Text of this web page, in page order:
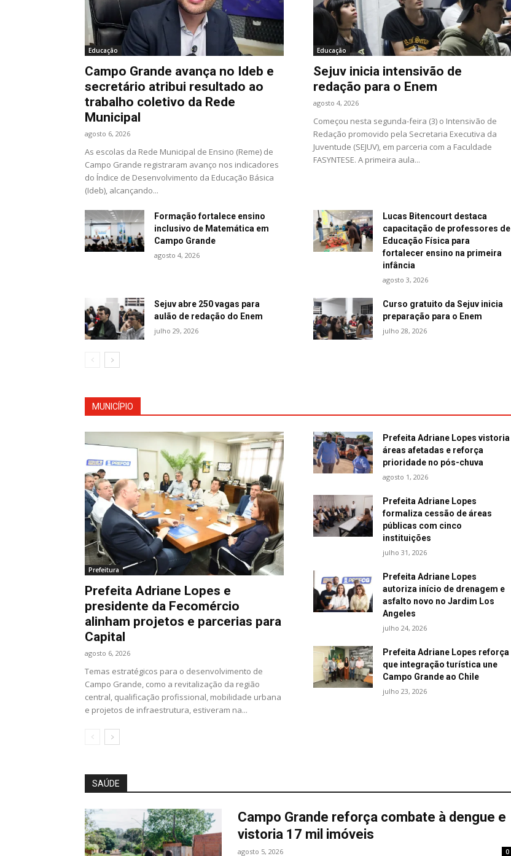
Educação
Campo Grande avança no Ideb e
secretário atribui resultado ao
trabalho coletivo da Rede
Municipal
agosto 6, 2026
As escolas da Rede Municipal de Ensino (Reme) de
Campo Grande registraram avanço nos indicadores
do Índice de Desenvolvimento da Educação Básica
(Ideb), alcançando...
Educação
Sejuv inicia intensivão de
redação para o Enem
agosto 4, 2026
Começou nesta segunda-feira (3) o Intensivão de
Redação promovido pela Secretaria Executiva da
Juventude (SEJUV), em parceria com a Faculdade
FASYNTESE. A primeira aula...
Formação fortalece ensino
inclusivo de Matemática em
Campo Grande
agosto 4, 2026
Lucas Bitencourt destaca
capacitação de professores de
Educação Física para
fortalecer ensino na primeira
infância
agosto 3, 2026
Sejuv abre 250 vagas para
aulão de redação do Enem
julho 29, 2026
Curso gratuito da Sejuv inicia
preparação para o Enem
julho 28, 2026
MUNICÍPIO
Prefeitura
Prefeita Adriane Lopes e
presidente da Fecomércio
alinham projetos e parcerias para
Capital
agosto 6, 2026
Temas estratégicos para o desenvolvimento de
Campo Grande, como a revitalização da região
central, qualificação profissional, mobilidade urbana
e projetos de infraestrutura, estiveram na...
Prefeita Adriane Lopes vistoria
áreas afetadas e reforça
prioridade no pós-chuva
agosto 1, 2026
Prefeita Adriane Lopes
formaliza cessão de áreas
públicas com cinco
instituições
julho 31, 2026
Prefeita Adriane Lopes
autoriza início de drenagem e
asfalto novo no Jardim Los
Angeles
julho 24, 2026
Prefeita Adriane Lopes reforça
que integração turística une
Campo Grande ao Chile
julho 23, 2026
SAÚDE
Campo Grande reforça combate à dengue e
vistoria 17 mil imóveis
agosto 5, 2026 0